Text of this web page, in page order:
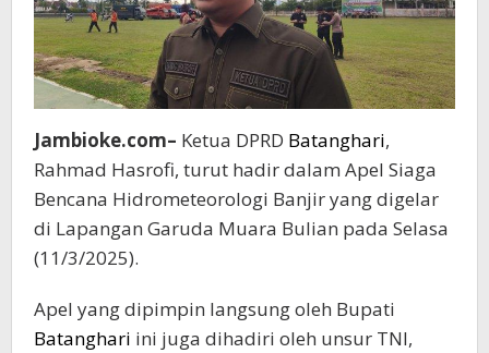
Jambioke.com– Ketua DPRD Batanghari,
Rahmad Hasrofi, turut hadir dalam Apel Siaga
Bencana Hidrometeorologi Banjir yang digelar
di Lapangan Garuda Muara Bulian pada Selasa
(11/3/2025).
Apel yang dipimpin langsung oleh Bupati
Batanghari ini juga dihadiri oleh unsur TNI,